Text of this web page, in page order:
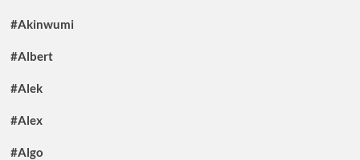
#Akinwumi
#Albert
#Alek
#Alex
#Algo